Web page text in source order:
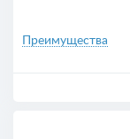
Преимущества